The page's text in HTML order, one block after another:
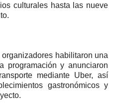
culturales hasta las nueve
habilitaron una
programación y anunciaron
mediante Uber, así
gastronómicos y